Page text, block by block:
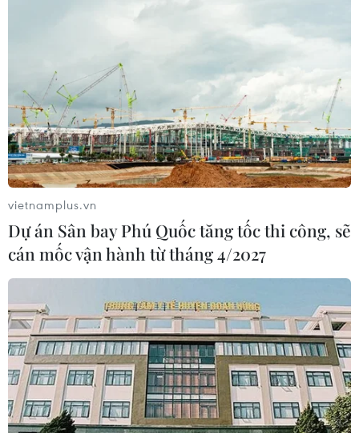
vietnamplus.vn
Dự án Sân bay Phú Quốc tăng tốc thi công, sẽ
cán mốc vận hành từ tháng 4/2027